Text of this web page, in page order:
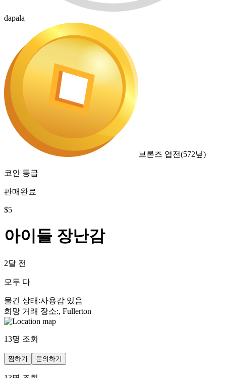
dapala
브론즈 엽전(572닢)
코인 등급
판매완료
$5
아이들 장난감
2달 전
모두 다
물건 상태 :사용감 있음
희망 거래 장소:, Fullerton
13명 조회
찜하기 문의하기